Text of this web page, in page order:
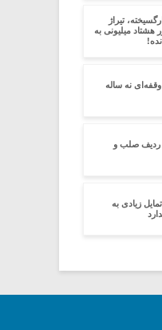
تیراژ
هشتاد میلیونی به
وقفه‌ای نه ساله
ردیف صلب و
زیادی به